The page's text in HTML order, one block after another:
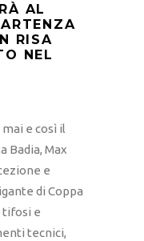
AL
RISA
NEL
e così il
Badia, Max
e
di Coppa
tifosi e
tecnici,